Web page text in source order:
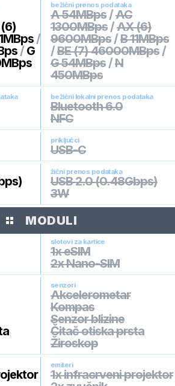
/
/ G
bežični prenos podataka
A 54MBps /AC
1300MBps /AX (6)
9600MBps /B 11MBps
/BE (7) 46000MBps /
G 54MBps /N
450MBps
bežični lokalni prenos podataka
Bluetooth 6.0
NFC
priključci
USB-C
žični prenos podataka
USB 2.0 (0.48Gbps)
3W
MODULI
slotovi za kartice
1x eSIM
2x Nano-SIM
senzori
Akcelerometar
Kompas
Senzor blizine
Čitač otiska prsta
Žiroskop
emiteri
1x infracrveni projektor